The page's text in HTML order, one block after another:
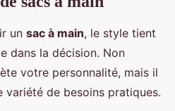
un sac à main, le style tient
dans la décision. Non
votre personnalité, mais il
variété de besoins pratiques.